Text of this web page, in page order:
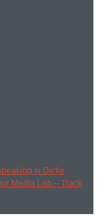
și Dicție
Media Lab – Track